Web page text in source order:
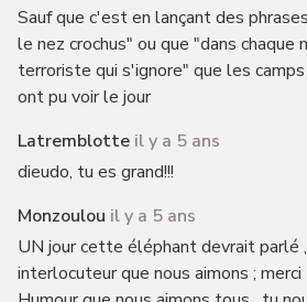
Sauf que c'est en lançant des
le nez crochus" ou que "dans chaque
terroriste qui s'ignore" que les
ont pu voir le jour
Latremblotte il y a 5 ans
dieudo, tu es grand!!!
Monzoulou il y a 5 ans
UN jour cette éléphant devrait parlé
interlocuteur que nous aimons ;